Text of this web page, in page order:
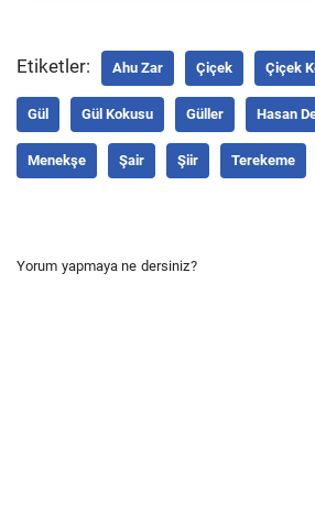
Etiketler: Ahu Zar Çiçek Çiçek
Gül Gül Kokusu Güller Hasan
Menekşe Şair Şiir Terekeme
Yorum yapmaya ne dersiniz?